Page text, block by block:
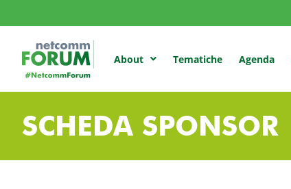
About Tematiche Agenda
SCHEDA SPONSOR